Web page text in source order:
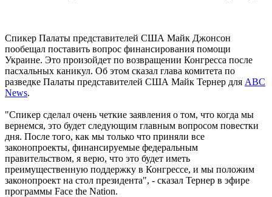
Спикер Палаты представителей США Майк Джонсон
пообещал поставить вопрос финансирования помощи
Украине. Это произойдет по возвращении Конгресса после
пасхальных каникул. Об этом сказал глава комитета по
разведке Палаты представителей США Майк Тернер для ABC
News.
"Спикер сделал очень четкие заявления о том, что когда мы
вернемся, это будет следующим главным вопросом повестки
дня. После того, как мы только что приняли все
законопроекты, финансируемые федеральным
правительством, я верю, что это будет иметь
преимущественную поддержку в Конгрессе, и мы положим
законопроект на стол президента", - сказал Тернер в эфире
программы Face the Nation.